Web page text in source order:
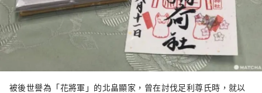
被後世譽為「花將軍」的北畠顯家，曾在討伐足利尊氏時，就以